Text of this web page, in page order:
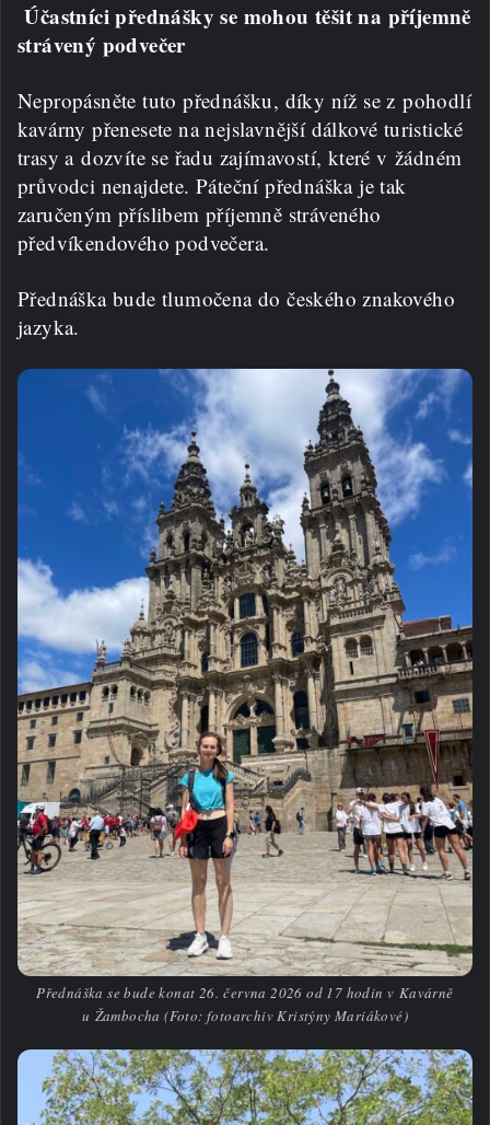
Účastníci přednášky se mohou těšit na příjemně
strávený podvečer
Nepropásněte tuto přednášku, díky níž se z pohodlí
kavárny přenesete na nejslavnější dálkové turistické
trasy a dozvíte se řadu zajímavostí, které v žádném
průvodci nenajdete. Páteční přednáška je tak
zaručeným příslibem příjemně stráveného
předvíkendového podvečera.
Přednáška bude tlumočena do českého znakového
jazyka.
Přednáška se bude konat 26. června 2026 od 17 hodin v Kavárně
u Žambocha (Foto: fotoarchiv Kristýny Mariákové)